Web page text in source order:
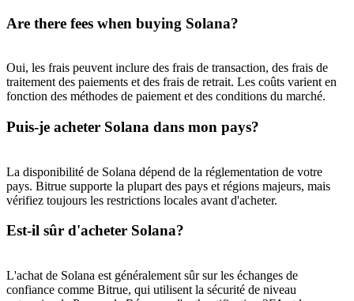
Are there fees when buying Solana?
Oui, les frais peuvent inclure des frais de transaction, des frais de
traitement des paiements et des frais de retrait. Les coûts varient en
fonction des méthodes de paiement et des conditions du marché.
Puis-je acheter Solana dans mon pays?
La disponibilité de Solana dépend de la réglementation de votre
pays. Bitrue supporte la plupart des pays et régions majeurs, mais
vérifiez toujours les restrictions locales avant d'acheter.
Est-il sûr d'acheter Solana?
L'achat de Solana est généralement sûr sur les échanges de
confiance comme Bitrue, qui utilisent la sécurité de niveau